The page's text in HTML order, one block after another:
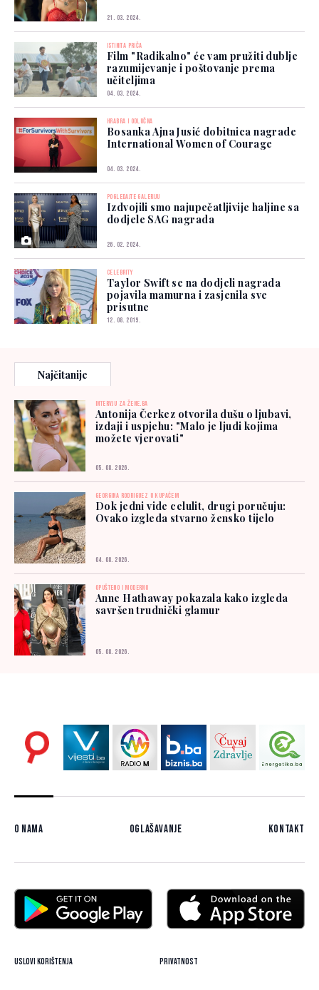
21. 03. 2024.
ISTINITA PRIČA
Film "Radikalno" će vam pružiti dublje
razumijevanje i poštovanje prema
učiteljima
04. 03. 2024.
HRABRA I ODLUČNA
Bosanka Ajna Jusić dobitnica nagrade
International Women of Courage
04. 03. 2024.
POGLEDAJTE GALERIJU
Izdvojili smo najupečatljivije haljine sa
dodjele SAG nagrada
26. 02. 2024.
CELEBRITY
Taylor Swift se na dodjeli nagrada
pojavila mamurna i zasjenila sve
prisutne
12. 08. 2019.
Najčitanije
INTERVJU ZA ŽENE.BA
Antonija Čerkez otvorila dušu o ljubavi,
izdaji i uspjehu: "Malo je ljudi kojima
možete vjerovati"
05. 08. 2026.
GEORGINA RODRIGUEZ U KUPAĆEM
Dok jedni vide celulit, drugi poručuju:
Ovako izgleda stvarno žensko tijelo
04. 08. 2026.
OPUŠTENO I MODERNO
Anne Hathaway pokazala kako izgleda
savršen trudnički glamur
05. 08. 2026.
O nama Oglašavanje Kontakt
Uslovi korištenja Privatnost